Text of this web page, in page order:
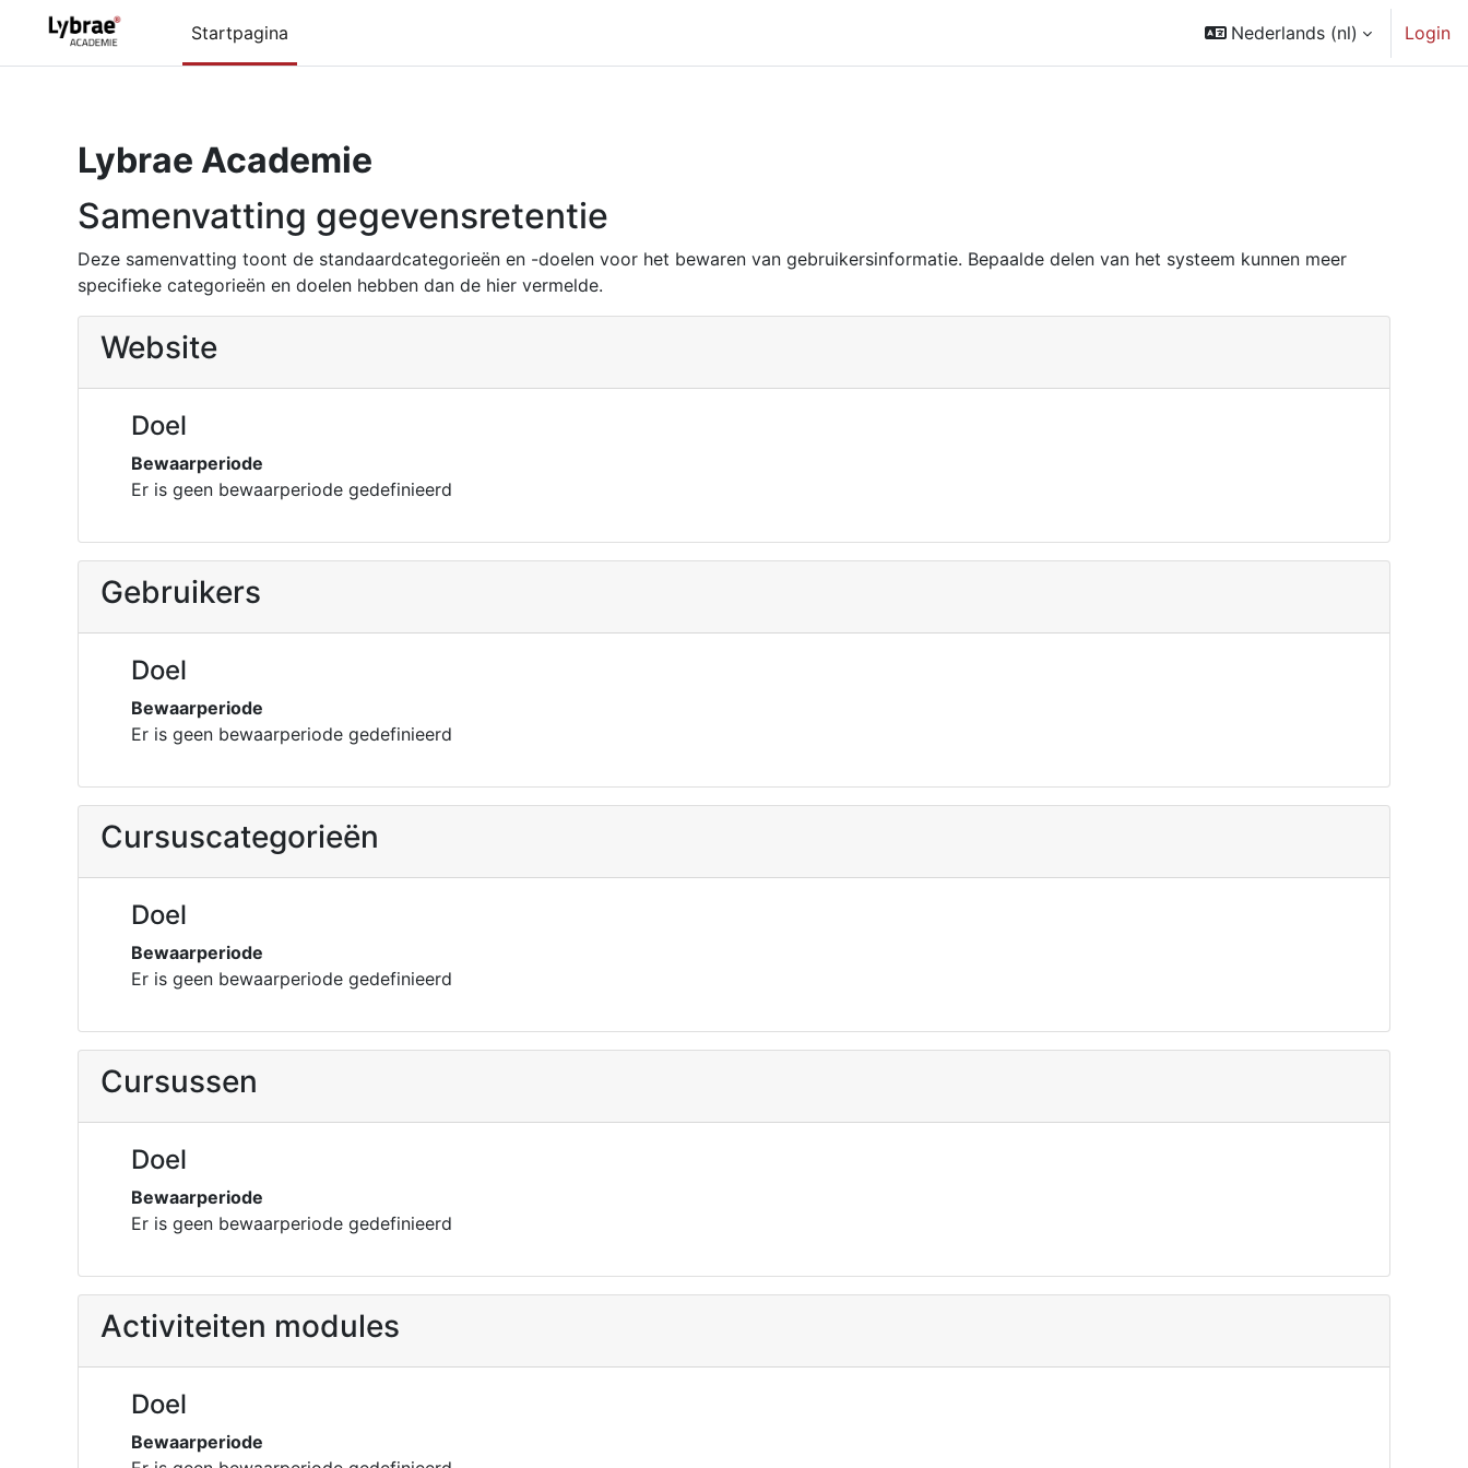
Ga naar hoofdinhoud
Startpagina
Nederlands ‎(nl)‎ Login
Lybrae Academie
Samenvatting gegevensretentie
Deze samenvatting toont de standaardcategorieën en -doelen voor het bewaren van gebruikersinformatie. Bepaalde delen van het systeem kunnen meer
specifieke categorieën en doelen hebben dan de hier vermelde.
Website
Doel
Bewaarperiode
Er is geen bewaarperiode gedefinieerd
Gebruikers
Doel
Bewaarperiode
Er is geen bewaarperiode gedefinieerd
Cursuscategorieën
Doel
Bewaarperiode
Er is geen bewaarperiode gedefinieerd
Cursussen
Doel
Bewaarperiode
Er is geen bewaarperiode gedefinieerd
Activiteiten modules
Doel
Bewaarperiode